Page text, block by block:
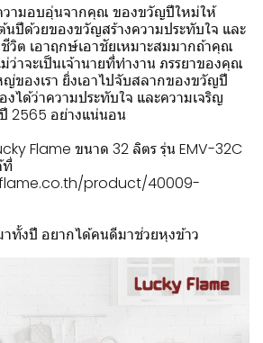
วามอบอุ่นจากคุณ ของขวัญปีใหม่ให้
ปีด้วยของขวัญสร้างความประทับใจ และ
วิต เอาฤกษ์เอาชัยเหมาะสมมากถ้าคุณ
จะเป็นเจ้านายที่ทำงาน ภรรยาของคุณ
ของเรา ยิ่งเอาไปจับสลากของขวัญปี
ได้ว่าความประทับใจ และความเจริญ
2565 อย่างแน่นอน
Flame ขนาด 32 ลิตร รุ่น EMV-32C
ที่
product/40009-
ทั้งปี อยากได้คนดีมาช่วยหุงข้าว